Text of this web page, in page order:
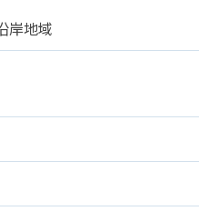
者相談窓口のご紹介
の入退会一覧
岸地域